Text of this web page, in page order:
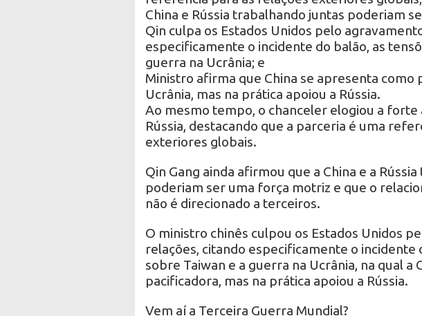
China e Rússia trabalhando juntas poderiam
Qin culpa os Estados Unidos pelo
especificamente o incidente do balão, as
guerra na Ucrânia; e
Ministro afirma que China se apresenta como
Ucrânia, mas na prática apoiou a Rússia.
Ao mesmo tempo, o chanceler elogiou a forte
Rússia, destacando que a parceria é uma
exteriores globais.
Qin Gang ainda afirmou que a China e a
poderiam ser uma força motriz e que o
não é direcionado a terceiros.
O ministro chinês culpou os Estados Unidos
relações, citando especificamente o incidente
sobre Taiwan e a guerra na Ucrânia, na qual a
pacificadora, mas na prática apoiou a Rússia.
Vem aí a Terceira Guerra Mundial?